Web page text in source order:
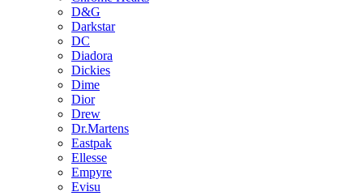
D&G
Darkstar
DC
Diadora
Dickies
Dime
Dior
Drew
Dr.Martens
Eastpak
Ellesse
Empyre
Evisu